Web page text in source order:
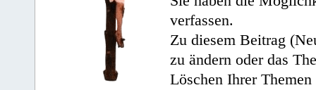
verfassen.
Zu diesem Beitrag
zu ändern oder das
Löschen Ihrer